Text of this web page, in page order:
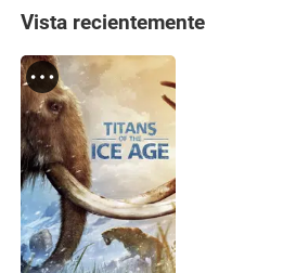
Vista recientemente